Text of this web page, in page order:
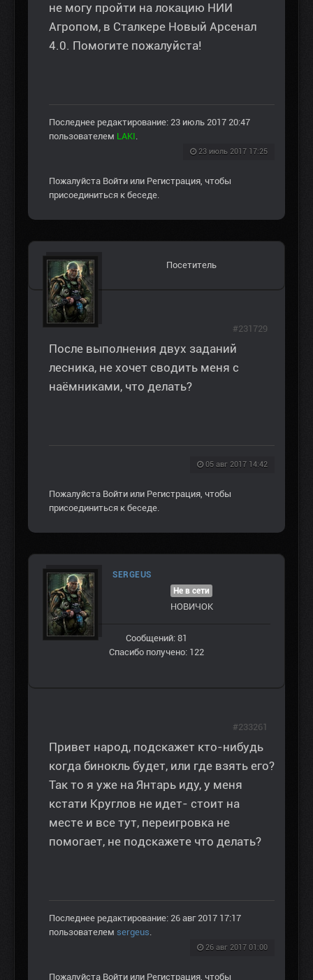
не могу пройти на локацию НИИ
Агропом, в Сталкере Новый Арсенал
4.0. Помогите пожалуйста!
Последнее редактирование: 23 июль 2017 20:47
пользователем LAKI.
23 июль 2017 17:25
Пожалуйста Войти или Регистрация, чтобы
присоединиться к беседе.
Посетитель
После выполнения двух заданий
лесника, не хочет сводить меня с
наёмниками, что делать?
05 авг 2017 14:42
#231729
Пожалуйста Войти или Регистрация, чтобы
присоединиться к беседе.
SERGEUS
Не в сети
НОВИЧОК
Сообщений: 81
Спасибо получено: 122
Привет народ, подскажет кто-нибудь
когда бинокль будет, или где взять его?
Так то я уже на Янтарь иду, у меня
кстати Круглов не идет- стоит на
месте и все тут, переигровка не
помогает, не подскажете что делать?
Последнее редактирование: 26 авг 2017 17:17
пользователем sergeus.
26 авг 2017 01:00
#233261
Пожалуйста Войти или Регистрация, чтобы